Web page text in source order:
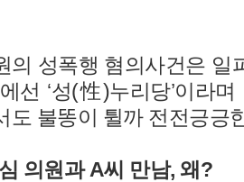
의 성폭행 혐의사건은 일
선 ‘성(性)누리당’이라
도 불똥이 튈까 전전긍긍
의원과 A씨 만남, 왜?